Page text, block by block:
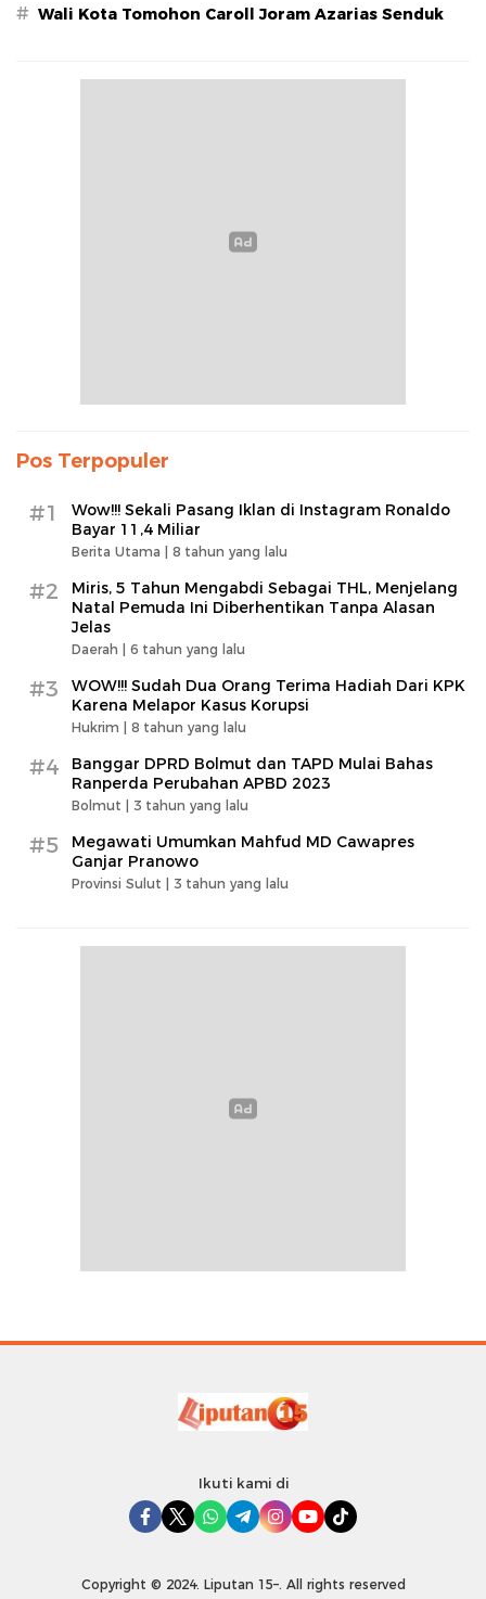
# Wali Kota Tomohon Caroll Joram Azarias Senduk
Pos Terpopuler
#1
Wow!!! Sekali Pasang Iklan di Instagram Ronaldo
Bayar 11,4 Miliar
Berita Utama | 8 tahun yang lalu
#2
Miris, 5 Tahun Mengabdi Sebagai THL, Menjelang
Natal Pemuda Ini Diberhentikan Tanpa Alasan
Jelas
Daerah | 6 tahun yang lalu
#3
WOW!!! Sudah Dua Orang Terima Hadiah Dari KPK
Karena Melapor Kasus Korupsi
Hukrim | 8 tahun yang lalu
#4
Banggar DPRD Bolmut dan TAPD Mulai Bahas
Ranperda Perubahan APBD 2023
Bolmut | 3 tahun yang lalu
#5
Megawati Umumkan Mahfud MD Cawapres
Ganjar Pranowo
Provinsi Sulut | 3 tahun yang lalu
Ikuti kami di
Copyright © 2024. Liputan 15–. All rights reserved